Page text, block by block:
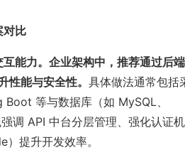
对比
能力。企业架构中，推荐通过后
能与安全性。 具体做法通常包括
等与数据库（如 MySQL、
调 API 中台分层管理、强化认证
提升开发效率。